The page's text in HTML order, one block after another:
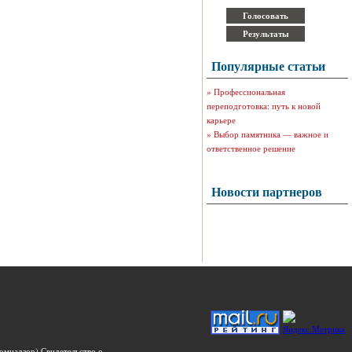
Популярные статьи
» Профессиональная
переподготовка: путь к новой
карьере
» Выбор памятника — важное и
ответственное решение
Новости партнеров